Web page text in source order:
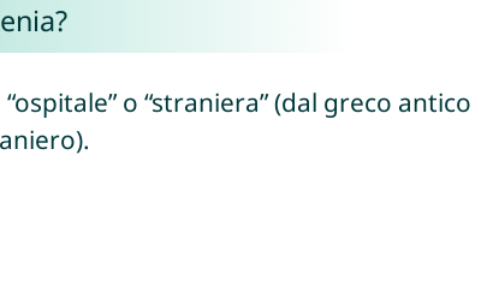
o “straniera” (dal greco antico